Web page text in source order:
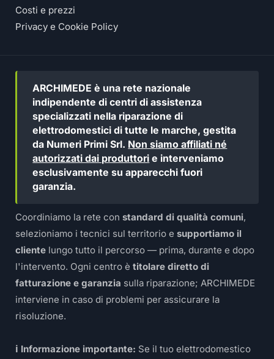
Costi e prezzi
Privacy e Cookie Policy
ARCHIMEDE è una rete nazionale
indipendente di centri di assistenza
specializzati nella riparazione di
elettrodomestici di tutte le marche, gestita
da Numeri Primi Srl. Non siamo affiliati né
autorizzati dai produttori e interveniamo
esclusivamente su apparecchi fuori
garanzia.
Coordiniamo la rete constandard di qualità comuni,
selezioniamo i tecnici sul territorio esupportiamo il
cliente lungo tutto il percorso — prima, durante e dopo
l'intervento. Ogni centro ètitolare diretto di
fatturazione e garanzia sulla riparazione; ARCHIMEDE
interviene in caso di problemi per assicurare la
risoluzione.
ℹ️ Informazione importante: Se il tuo elettrodomestico